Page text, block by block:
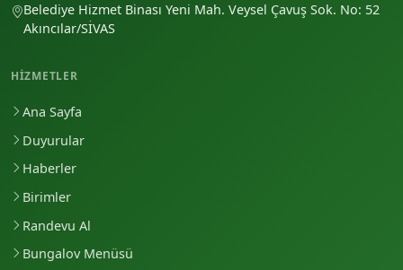
Belediye Hizmet Binası Yeni Mah. Veysel Çavuş Sok. No: 52
Akıncılar/SİVAS
HIZMETLER
Ana Sayfa
Duyurular
Haberler
Birimler
Randevu Al
Bungalov Menüsü